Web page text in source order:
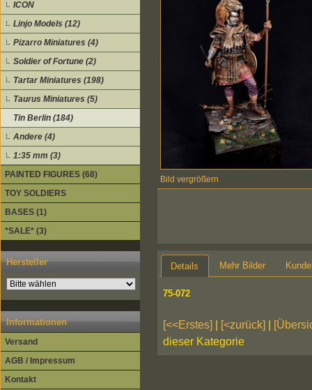
ICON
Linjo Models (12)
Pizarro Miniatures (4)
Soldier of Fortune (2)
Tartar Miniatures (198)
Taurus Miniatures (5)
Tin Berlin (184)
Andere (4)
1:35 mm (3)
PAINTED FIGURES (68)
TOY SOLDIERS
BASES (1)
*SALE* (3)
Hersteller
Informationen
Versand
AGB / Impressum
Kontakt
Bild vergrößern
Details Mehr Bilder
75-072
[<<Erstes] [<zurück]
dieser Kategorie